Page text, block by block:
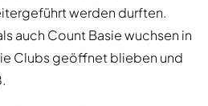
werden durften.
auch Count Basie wuchsen in
Clubs geöffnet blieben und